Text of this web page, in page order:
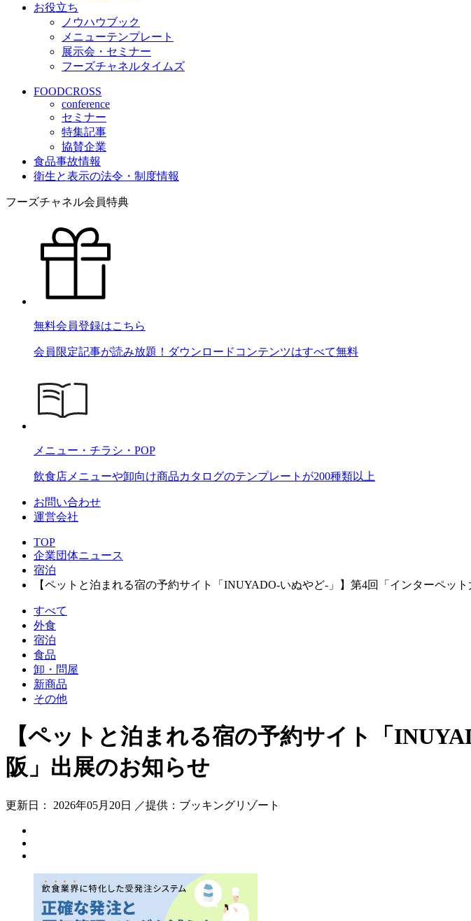
お役立ち
ノウハウブック
メニューテンプレート
展示会・セミナー
フーズチャネルタイムズ
FOODCROSS
conference
セミナー
特集記事
協賛企業
食品事故情報
衛生と表示の法令・制度情報
フーズチャネル会員特典
無料会員登録はこちら
会員限定記事が読み放題！ダウンロードコンテンツはすべて無料
メニュー・チラシ・POP
飲食店メニューや卸向け商品カタログのテンプレートが200種類以上
お問い合わせ
運営会社
TOP
企業団体ニュース
宿泊
【ペットと泊まれる宿の予約サイト「INUYADO-いぬやど-」】第4回「インターペッ
すべて
外食
宿泊
食品
卸・問屋
新商品
その他
【ペットと泊まれる宿の予約サイト「
阪」出展のお知らせ
更新日： 2026年05月20日 ／提供：ブッキングリゾート